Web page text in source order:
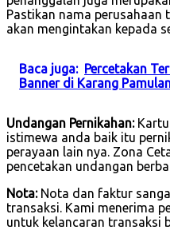
Pastikan nama perusahaan
akan mengintakan kepada
Baca juga: Percetakan
Banner di Karang
Undangan Pernikahan:Kartu
istimewa anda baik itu
perayaan lain nya. Zona
pencetakan undangan
Nota:Nota dan faktur
transaksi. Kami menerima
untuk kelancaran transaksi